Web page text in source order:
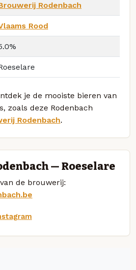
Rodenbach
Rood
je de mooiste bieren van
zoals deze Rodenbach
Rodenbach.
— Roeselare
de brouwerij: